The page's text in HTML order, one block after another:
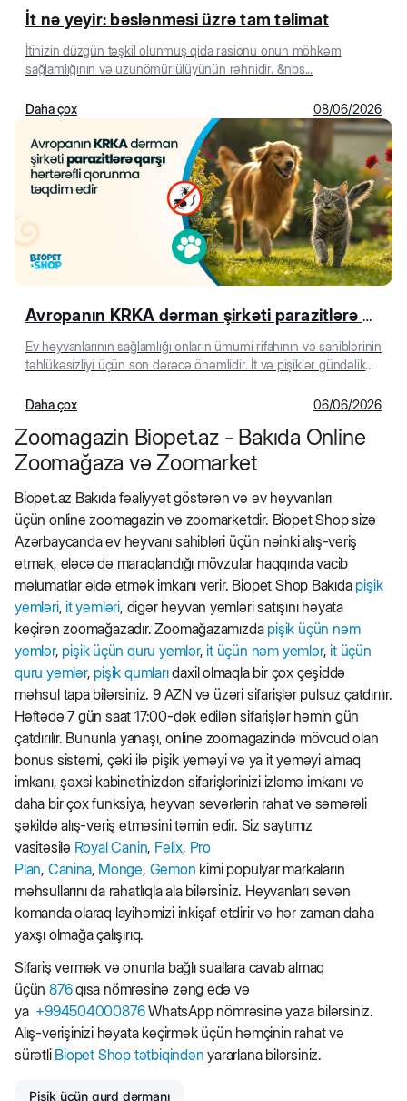
İt nə yeyir: bəslənməsi üzrə tam təlimat
İtinizin düzgün təşkil olunmuş qida rasionu onun möhkəm
sağlamlığının və uzunömürlülüyünün rəhnidir. &nbs...
Daha çox 08/06/2026
Avropanın KRKA dərman şirkəti parazitlərə qarşı hərtərəfli qorunma təqdim edir
Ev heyvanlarının sağlamlığı onların ümumi rifahının və sahiblərinin
təhlükəsizliyi üçün son dərəcə önəmlidir. İt və pişiklər gündəlik
Daha çox
06/06/2026
Zoomagazin Biopet.az - Bakıda Online
Zoomağaza və Zoomarket
Biopet.az Bakıda fəaliyyət göstərən və ev heyvanları
üçün online zoomagazin və zoomarketdir. Biopet Shop sizə
Azərbaycanda ev heyvanı sahibləri üçün nəinki alış-veriş
etmək, eləcə də maraqlandığı mövzular haqqında vacib
məlumatlar əldə etmək imkanı verir. Biopet Shop Bakıda pişik
yemləri,it yemləri, digər heyvan yemləri satışını həyata
keçirən zoomağazadır. Zoomağazamızda pişik üçün nəm
yemlər, pişik üçün quru yemlər,it üçün nəm yemlər,it üçün
quru yemlər, pişik qumlarıdaxil olmaqla bir çox çeşiddə
məhsul tapa bilərsiniz. 9 AZN və üzəri sifarişlər pulsuz çatdırılır.
Həftədə 7 gün saat 17:00-dək edilən sifarişlər həmin gün
çatdırılır. Bununla yanaşı, online zoomagazində mövcud olan
bonus sistemi, çəki ilə pişik yeməyi və ya it yeməyi almaq
imkanı, şəxsi kabinetinizdən sifarişlərinizi izləmə imkanı və
daha bir çox funksiya, heyvan sevərlərin rahat və səmərəli
şəkildə alış-veriş etməsini təmin edir. Siz saytımız
vasitəsilə Royal Canin, Felix, Pro
Plan, Canina, Monge, Gemon kimi populyar markaların
məhsullarını da rahatlıqla ala bilərsiniz. Heyvanları sevən
komanda olaraq layihəmizi inkişaf etdirir və hər zaman daha
yaxşı olmağa çalışırıq.
Sifariş vermək və onunla bağlı suallara cavab almaq
üçün 876qısa nömrəsinə zəng edə və
ya +994504000876WhatsApp nömrəsinə yaza bilərsiniz.
Alış-verişinizi həyata keçirmək üçün həmçinin rahat və
sürətli Biopet Shop tətbiqindən yararlana bilərsiniz.
Pişik üçün qurd dərmanı